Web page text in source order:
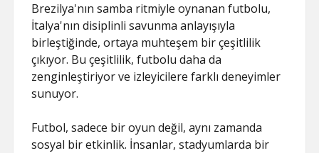
Brezilya'nın samba ritmiyle oynanan futbolu,
İtalya'nın disiplinli savunma anlayışıyla
birleştiğinde, ortaya muhteşem bir çeşitlilik
çıkıyor. Bu çeşitlilik, futbolu daha da
zenginleştiriyor ve izleyicilere farklı deneyimler
sunuyor.
Futbol, sadece bir oyun değil, aynı zamanda
sosyal bir etkinlik. İnsanlar, stadyumlarda bir